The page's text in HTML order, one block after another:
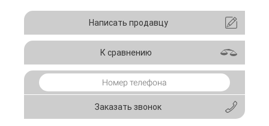
Написать продавцу
К сравнению
Заказать звонок